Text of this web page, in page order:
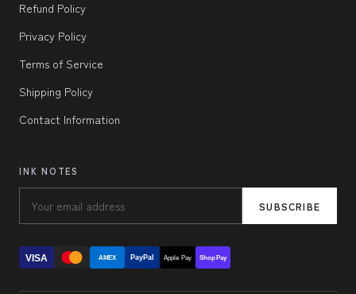
Refund Policy
Privacy Policy
Terms of Service
Shipping Policy
Contact Information
INK NOTES
SUBSCRIBE
VISA AMEX PayPal Apple Pay Shop Pay